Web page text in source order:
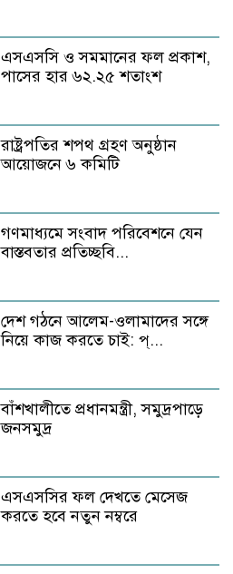
এসএসসি ও সমমানের ফল প্রকাশ,
পাসের হার ৬২.২৫ শতাংশ
রাষ্ট্রপতির শপথ গ্রহণ অনুষ্ঠান
আয়োজনে ৬ কমিটি
গণমাধ্যমে সংবাদ পরিবেশনে যেন
বাস্তবতার প্রতিচ্ছবি...
দেশ গঠনে আলেম-ওলামাদের সঙ্গে
নিয়ে কাজ করতে চাই: প্...
বাঁশখালীতে প্রধানমন্ত্রী, সমুদ্রপাড়ে
জনসমুদ্র
এসএসসির ফল দেখতে মেসেজ
করতে হবে নতুন নম্বরে